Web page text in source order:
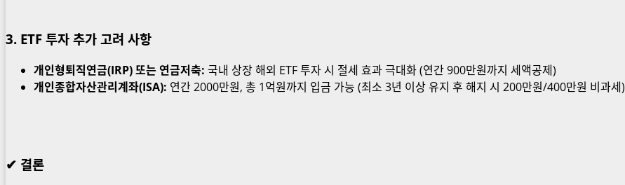
3. ETF 투자 추가 고려 사항
개인형퇴직연금(IRP) 또는 연금저축: 국내 상장 해외 ETF 투자 시 절세 효과 극대화 (연간 900만원까지 세액공제)
개인종합자산관리계좌(ISA): 연간 2000만원, 총 1억원까지 입금 가능 (최소 3년 이상 유지 후 해지 시 200만원/400만원 비과세)
✔ 결론